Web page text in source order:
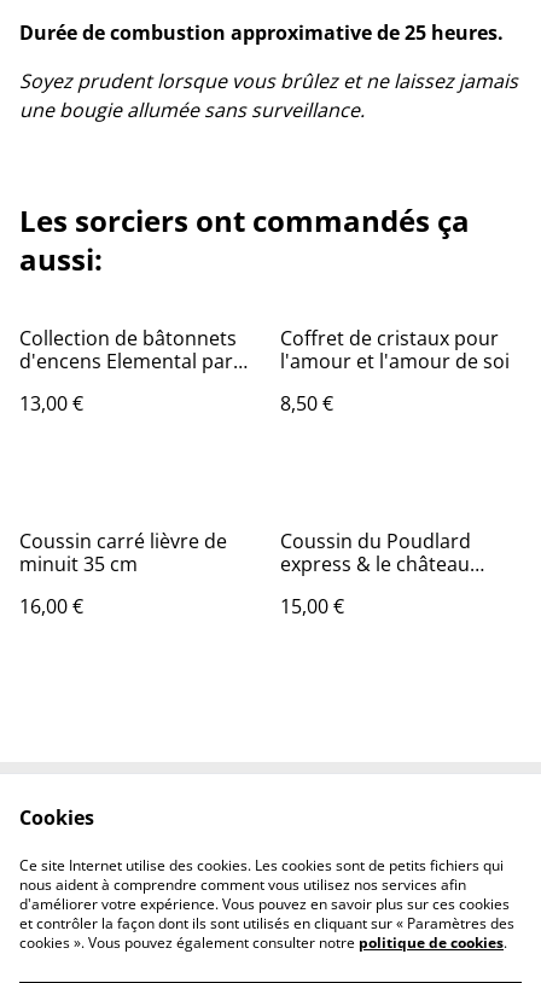
Durée de combustion approximative de 25 heures.
Soyez prudent lorsque vous brûlez et ne laissez jamais
une bougie allumée sans surveillance.
Les sorciers ont commandés ça
aussi:
Collection de bâtonnets
d'encens Elemental par
13,00 €
Coffret de cristaux pour
l'amour et l'amour de soi
8,50 €
Coussin carré lièvre de
minuit 35 cm
16,00 €
Coussin du Poudlard
express & le château
15,00 €
Privacy Policy
Cookie Policy
Conditions générales
Cookies
Ce site Internet utilise des cookies. Les cookies sont de petits fichiers qui
nous aident à comprendre comment vous utilisez nos services afin
d'améliorer votre expérience. Vous pouvez en savoir plus sur ces cookies
et contrôler la façon dont ils sont utilisés en cliquant sur « Paramètres des
cookies ». Vous pouvez également consulter notre politique de cookies.